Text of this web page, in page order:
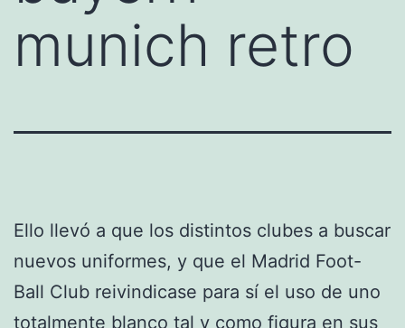
munich retro
Ello llevó a que los distintos clubes a buscar
nuevos uniformes, y que el Madrid Foot-
Ball Club reivindicase para sí el uso de uno
totalmente blanco tal y como figura en sus